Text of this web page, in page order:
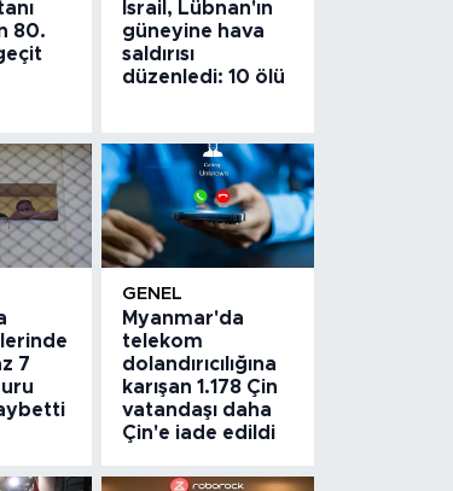
80.
İsrail, Lübnan'ın
güneyine hava
saldırısı
düzenledi: 10 ölü
7
GENEL
Myanmar'da
telekom
dolandırıcılığına
karışan 1.178 Çin
vatandaşı daha
Çin'e iade edildi